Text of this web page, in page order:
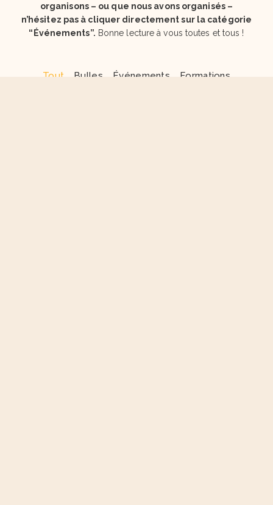
organisons – ou que nous avons organisés –
n’hésitez pas à cliquer directement sur la catégorie
“Événements”. Bonne lecture à vous toutes et tous !
Bulles Événements
Formations
Tout